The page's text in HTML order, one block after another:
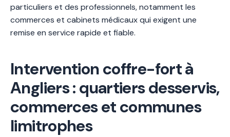
particuliers et des professionnels, notamment les
commerces et cabinets médicaux qui exigent une
remise en service rapide et fiable.
Intervention coffre-fort à
Angliers : quartiers desservis,
commerces et communes
limitrophes